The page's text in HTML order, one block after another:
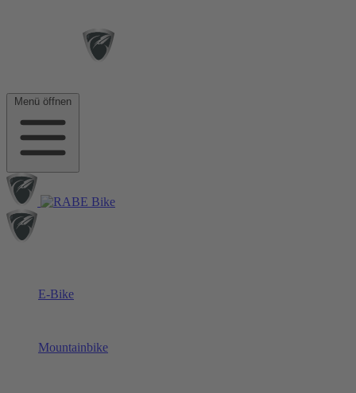
Menü öffnen
E-Bike
Mountainbike